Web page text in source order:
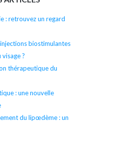
l’article
: retrouvez un regard
biostimulantes
?
thérapeutique du
: une nouvelle
du lipœdème : un